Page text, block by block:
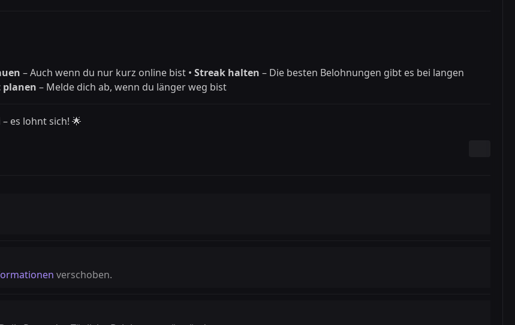
– Auch wenn du nur kurz online bist • Streak halten – Die besten Belohnungen gibt es bei langen
planen – Melde dich ab, wenn du länger weg bist
es lohnt sich! 🌟
verschoben.